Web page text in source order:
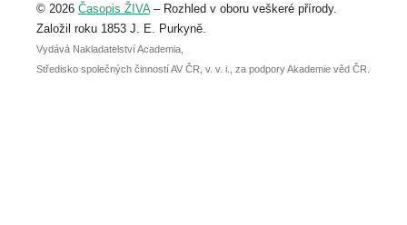
abstraktu přihlášené přednášky nebo
posteru je už 30. června.
© 2026 Časopis ŽIVA– Rozhled v oboru veškeré přírody.
Založil roku 1853 J. E. Purkyně.
Vydává Nakladatelství Academia,
Středisko společných činností AV ČR, v. v. i., za podpory Akademie věd ČR.